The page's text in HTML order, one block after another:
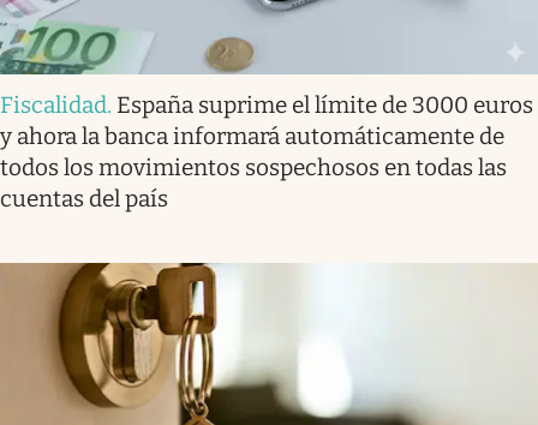
Fiscalidad. España suprime el límite de 3000 euros
y ahora la banca informará automáticamente de
todos los movimientos sospechosos en todas las
cuentas del país